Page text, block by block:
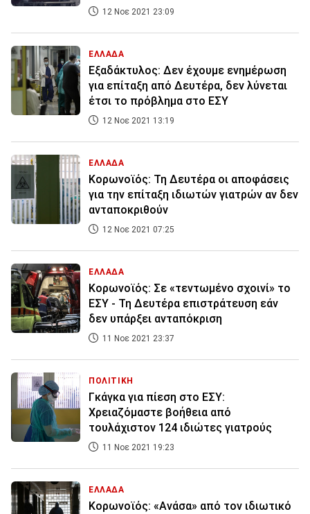
12 Νοε 2021 23:09
ΕΛΛΑΔΑ
Εξαδάκτυλος: Δεν έχουμε ενημέρωση
για επίταξη από Δευτέρα, δεν λύνεται
έτσι το πρόβλημα στο ΕΣΥ
12 Νοε 2021 13:19
ΕΛΛΑΔΑ
Κορωνοϊός: Τη Δευτέρα οι αποφάσεις
για την επίταξη ιδιωτών γιατρών αν δεν
ανταποκριθούν
12 Νοε 2021 07:25
ΕΛΛΑΔΑ
Κορωνοϊός: Σε «τεντωμένο σχοινί» το
ΕΣΥ - Τη Δευτέρα επιστράτευση εάν
δεν υπάρξει ανταπόκριση
11 Νοε 2021 23:37
ΠΟΛΙΤΙΚΗ
Γκάγκα για πίεση στο ΕΣΥ:
Χρειαζόμαστε βοήθεια από
τουλάχιστον 124 ιδιώτες γιατρούς
11 Νοε 2021 19:23
ΕΛΛΑΔΑ
Κορωνοϊός: «Ανάσα» από τον ιδιωτικό